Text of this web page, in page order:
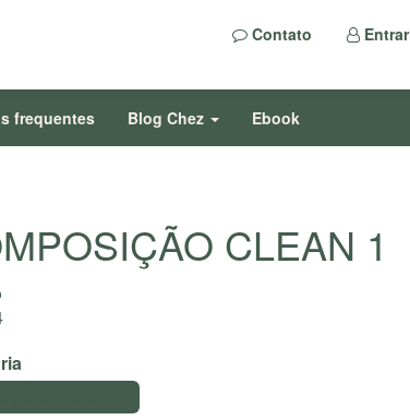
Contato Entrar
frequentes Blog Chez Ebook
CLEAN 1